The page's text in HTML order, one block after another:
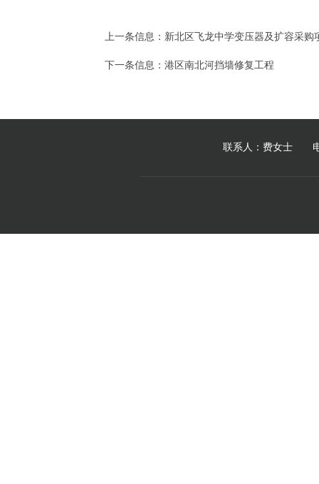
上一条信息： 新北区飞龙中学变压器及扩容采购
下一条信息： 港区南北河挡墙修复工程
联系人：费女士 电